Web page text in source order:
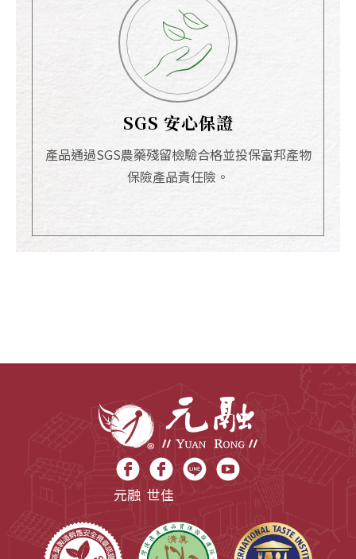
SGS 安心保證
產品通過SGS農藥殘留檢驗合格並投保富邦產物
保險產品責任險。
元融 世佳